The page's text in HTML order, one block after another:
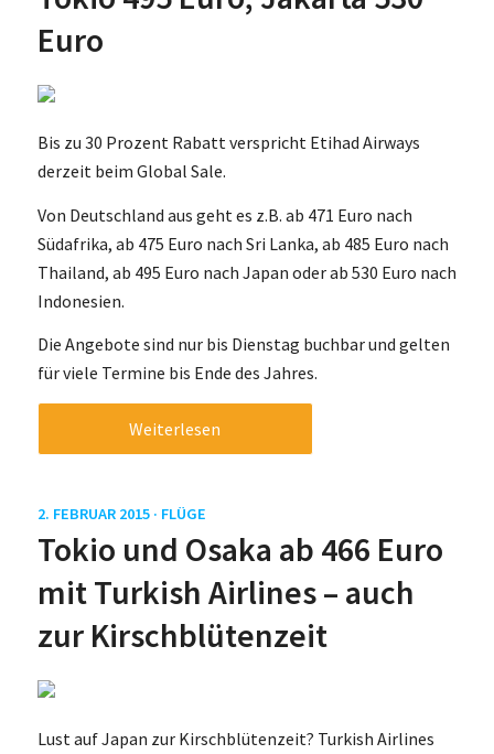
Euro
Bis zu 30 Prozent Rabatt verspricht Etihad Airways
derzeit beim Global Sale.
Von Deutschland aus geht es z.B. ab 471 Euro nach
Südafrika, ab 475 Euro nach Sri Lanka, ab 485 Euro nach
Thailand, ab 495 Euro nach Japan oder ab 530 Euro nach
Indonesien.
Die Angebote sind nur bis Dienstag buchbar und gelten
für viele Termine bis Ende des Jahres.
Weiterlesen
2. FEBRUAR 2015 · FLÜGE
Tokio und Osaka ab 466 Euro
mit Turkish Airlines – auch
zur Kirschblütenzeit
Lust auf Japan zur Kirschblütenzeit? Turkish Airlines